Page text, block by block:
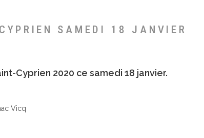
SAMEDI 18 JANVIER
Cyprien 2020 ce samedi 18 janvier.
Vicq